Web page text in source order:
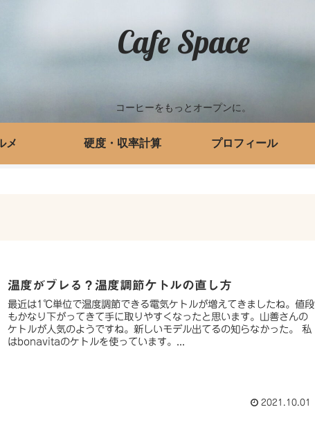
Cafe Space
コーヒーをもっとオープンに。
メ 硬度・収率計算 プロフィール
温度がブレる？温度調節ケトルの直し方
最近は1℃単位で温度調節できる電気ケトルが増えてきましたね。値段
もかなり下がってきて手に取りやすくなったと思います。山善さんの
ケトルが人気のようですね。新しいモデル出てるの知らなかった。 私
はbonavitaのケトルを使っています。...
2021.10.01